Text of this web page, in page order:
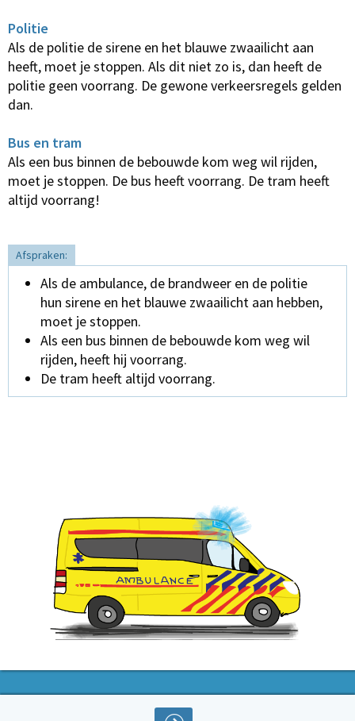
Politie
Als de politie de sirene en het blauwe zwaailicht aan
heeft, moet je stoppen. Als dit niet zo is, dan heeft de
politie geen voorrang. De gewone verkeersregels gelden
dan.
Bus en tram
Als een bus binnen de bebouwde kom weg wil rijden,
moet je stoppen. De bus heeft voorrang. De tram heeft
altijd voorrang!
Afspraken:
Als de ambulance, de brandweer en de politie
hun sirene en het blauwe zwaailicht aan hebben,
moet je stoppen.
Als een bus binnen de bebouwde kom weg wil
rijden, heeft hij voorrang.
De tram heeft altijd voorrang.